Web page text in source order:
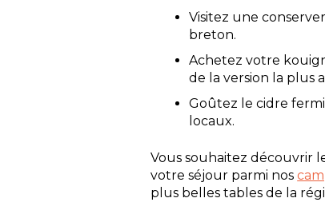
Visitez une
breton.
Achetez votre
de la version la plus
Goûtez le cidre
locaux.
Vous souhaitez découvrir
votre séjour parmi nos
plus belles tables de la